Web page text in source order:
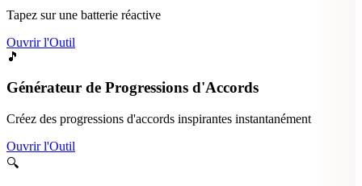
Tapez sur une batterie réactive
Ouvrir l'Outil
🎵
Générateur de Progressions d'Accords
Créez des progressions d'accords inspirantes instantanément
Ouvrir l'Outil
🔍